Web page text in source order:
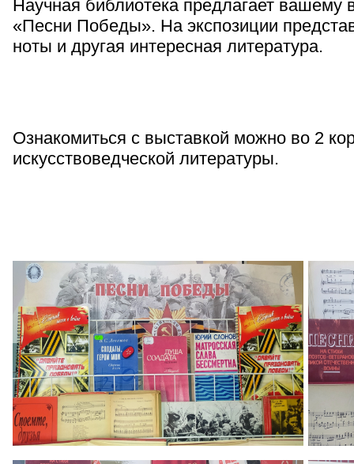
Научная библиотека предлагает
«Песни Победы». На экспозиции
ноты и другая интересная литература.
Ознакомиться с выставкой можно во 2
искусствоведческой литературы.